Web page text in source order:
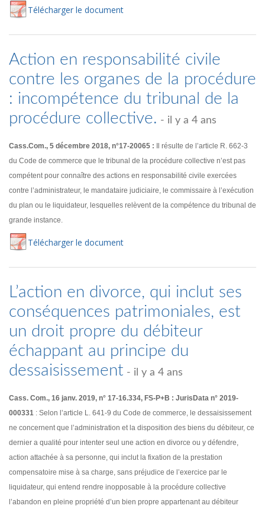
Télécharger le document
Action en responsabilité civile
contre les organes de la procédure
: incompétence du tribunal de la
procédure collective. - il y a 4 ans
Cass.Com., 5 décembre 2018, n°17-20065 :
Il résulte de l’article R. 662-3
du Code de commerce que le tribunal de la procédure collective n’est pas
compétent pour connaître des actions en responsabilité civile exercées
contre l’administrateur, le mandataire judiciaire, le commissaire à l’exécution
du plan ou le liquidateur, lesquelles relèvent de la compétence du tribunal de
grande instance.
Télécharger le document
L’action en divorce, qui inclut ses
conséquences patrimoniales, est
un droit propre du débiteur
échappant au principe du
dessaisissement - il y a 4 ans
Cass. Com., 16 janv. 2019, n° 17-16.334, FS-P+B : JurisData n° 2019-
000331 : Selon l’article L. 641-9 du Code de commerce, le dessaisissement
ne concernent que l’administration et la disposition des biens du débiteur, ce
dernier a qualité pour intenter seul une action en divorce ou y défendre,
action attachée à sa personne, qui inclut la fixation de la prestation
compensatoire mise à sa charge, sans préjudice de l’exercice par le
liquidateur, qui entend rendre inopposable à la procédure collective
l’abandon en pleine propriété d’un bien propre appartenant au débiteur